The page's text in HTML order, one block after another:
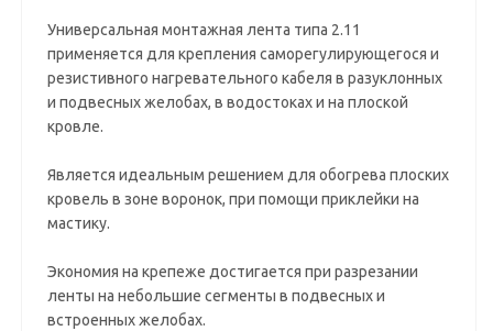
Универсальная монтажная лента типа 2.11
применяется для крепления саморегулирующегося и
резистивного нагревательного кабеля в разуклонных
и подвесных желобах, в водостоках и на плоской
кровле.
Является идеальным решением для обогрева плоских
кровель в зоне воронок, при помощи приклейки на
мастику.
Экономия на крепеже достигается при разрезании
ленты на небольшие сегменты в подвесных и
встроенных желобах.